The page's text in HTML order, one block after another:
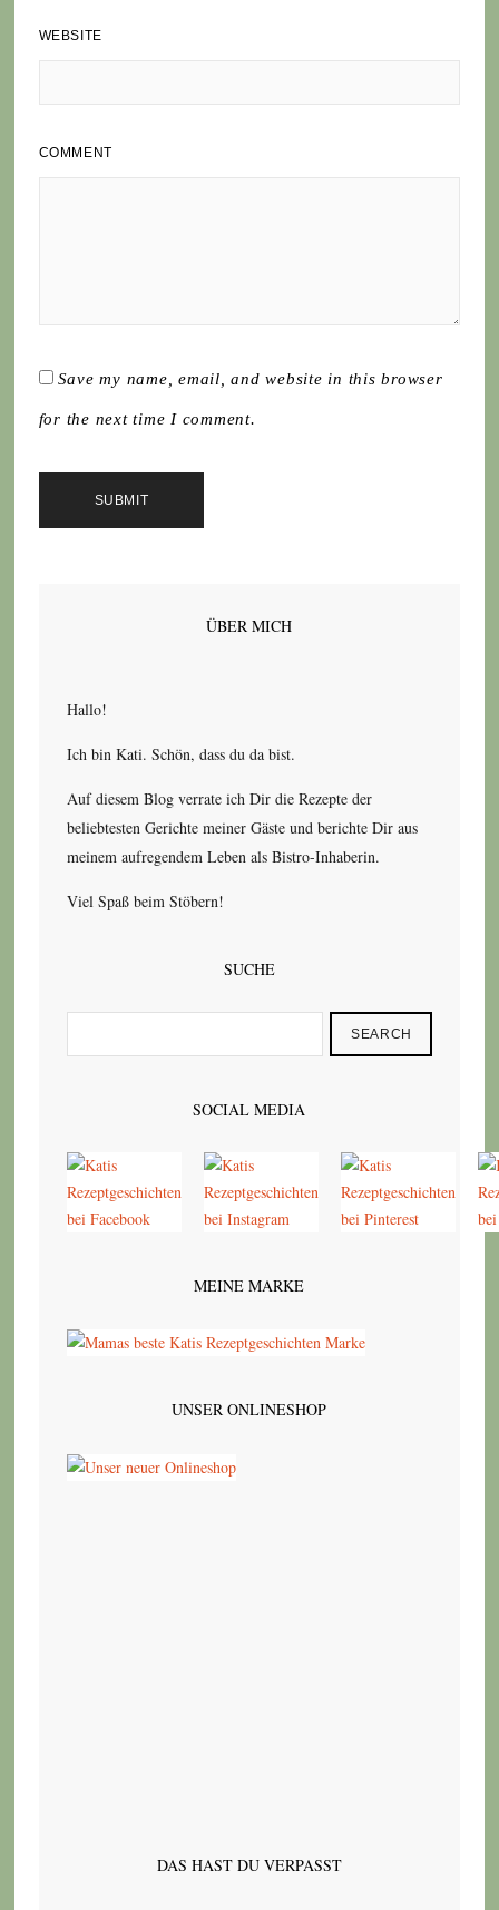
WEBSITE
COMMENT
Save my name, email, and website in this browser
for the next time I comment.
ÜBER MICH
Hallo!
Ich bin Kati. Schön, dass du da bist.
Auf diesem Blog verrate ich Dir die Rezepte der
beliebtesten Gerichte meiner Gäste und berichte Dir aus
meinem aufregendem Leben als Bistro-Inhaberin.
Viel Spaß beim Stöbern!
SUCHE
SEARCH
SOCIAL MEDIA
MEINE MARKE
UNSER ONLINESHOP
DAS HAST DU VERPASST